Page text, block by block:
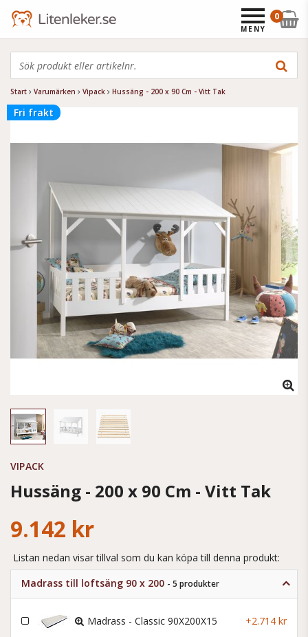
Start Varumärken Vipack Hussäng - 200 x 90 Cm - Vitt Tak
Fri frakt
VIPACK
Hussäng - 200 x 90 Cm - Vitt Tak
9.142 kr
Listan nedan visar tillval som du kan köpa till denna produkt:
Madrass till loftsäng 90 x 200 - 5 produkter
Madrass - Classic 90X200X15 +2.714 kr
0
MENY